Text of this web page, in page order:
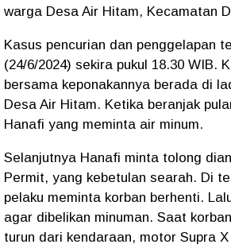
warga Desa Air Hitam, Kecamatan
Kasus pencurian dan penggelapan
(24/6/2024) sekira pukul 18.30 WIB.
bersama keponakannya berada di
Desa Air Hitam. Ketika beranjak
Hanafi yang meminta air minum.
Selanjutnya Hanafi minta tolong
Permit, yang kebetulan searah. Di
pelaku meminta korban berhenti.
agar dibelikan minuman. Saat
turun dari kendaraan, motor Supra